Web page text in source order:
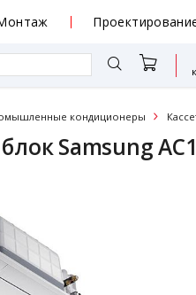
кондиционеры
Samsung